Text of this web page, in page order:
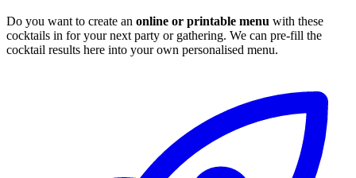
Do you want to create an online or printable menu with these
cocktails in for your next party or gathering. We can pre-fill the
cocktail results here into your own personalised menu.